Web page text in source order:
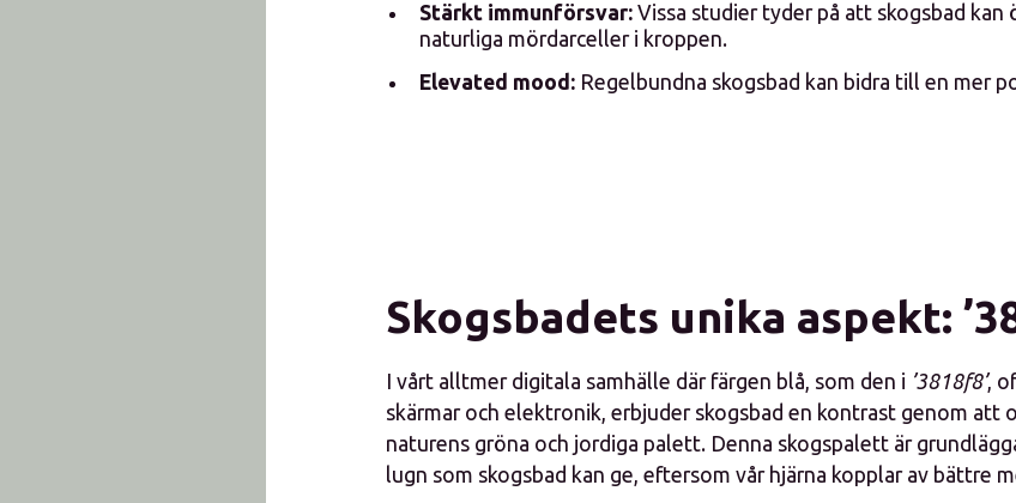
Stärkt immunförsvar: Vissa studier tyder på att skogsbad kan
naturliga mördarceller i kroppen.
Elevated mood: Regelbundna skogsbad kan bidra till en mer
Skogsbadets unika aspekt:
I vårt alltmer digitala samhälle där färgen blå, som den i ’3818f8’,
skärmar och elektronik, erbjuder skogsbad en kontrast genom att
naturens gröna och jordiga palett. Denna skogspalett är
lugn som skogsbad kan ge, eftersom vår hjärna kopplar av bättre